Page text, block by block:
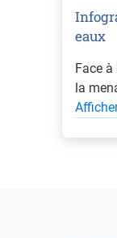
eaux
Face à
la